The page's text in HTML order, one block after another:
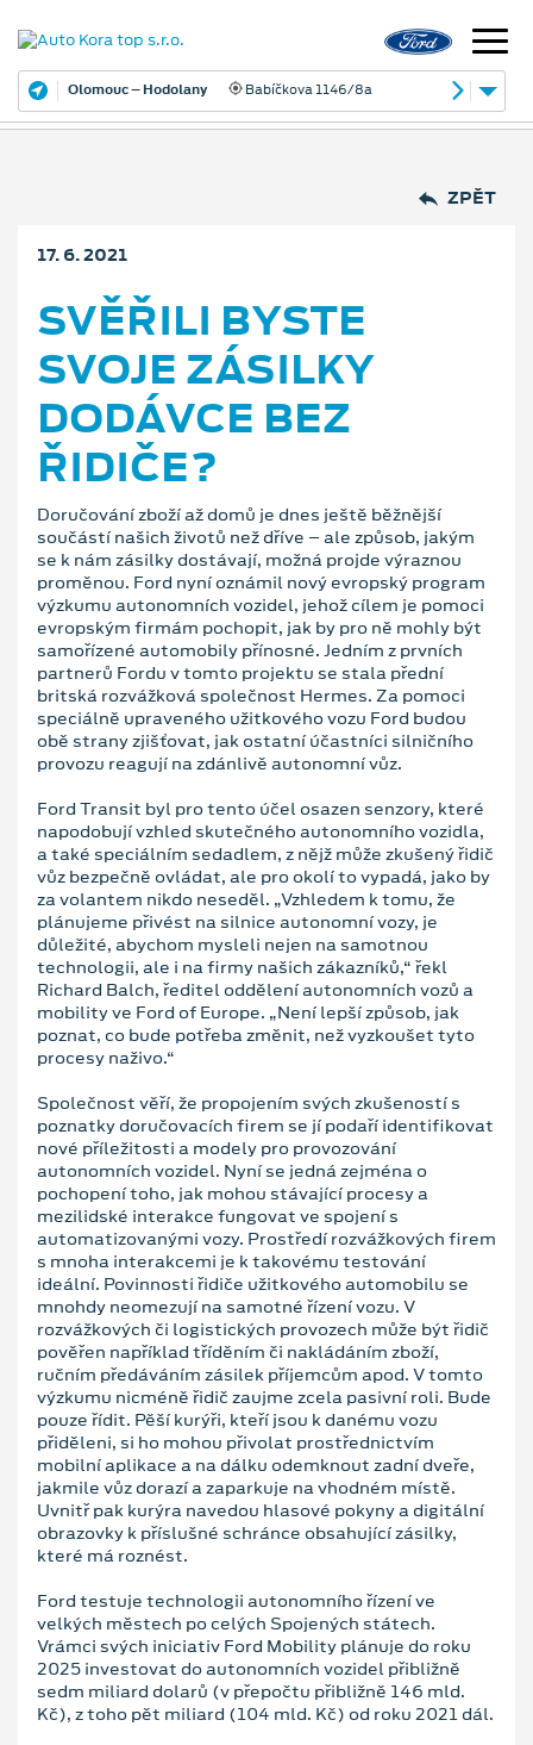
Olomouc – Hodolany Babíčkova 1146/8a
ZPĚT
17. 6. 2021
SVĚŘILI BYSTE
SVOJE ZÁSILKY
DODÁVCE BEZ
ŘIDIČE?
Doručování zboží až domů je dnes ještě běžnější
součástí našich životů než dříve – ale způsob, jakým
se k nám zásilky dostávají, možná projde výraznou
proměnou. Ford nyní oznámil nový evropský program
výzkumu autonomních vozidel, jehož cílem je pomoci
evropským firmám pochopit, jak by pro ně mohly být
samořízené automobily přínosné. Jedním z prvních
partnerů Fordu v tomto projektu se stala přední
britská rozvážková společnost Hermes. Za pomoci
speciálně upraveného užitkového vozu Ford budou
obě strany zjišťovat, jak ostatní účastníci silničního
provozu reagují na zdánlivě autonomní vůz.
Ford Transit byl pro tento účel osazen senzory, které
napodobují vzhled skutečného autonomního vozidla,
a také speciálním sedadlem, z nějž může zkušený řidič
vůz bezpečně ovládat, ale pro okolí to vypadá, jako by
za volantem nikdo neseděl. „Vzhledem k tomu, že
plánujeme přivést na silnice autonomní vozy, je
důležité, abychom mysleli nejen na samotnou
technologii, ale i na firmy našich zákazníků,“ řekl
Richard Balch, ředitel oddělení autonomních vozů a
mobility ve Ford of Europe. „Není lepší způsob, jak
poznat, co bude potřeba změnit, než vyzkoušet tyto
procesy naživo.“
Společnost věří, že propojením svých zkušeností s
poznatky doručovacích firem se jí podaří identifikovat
nové příležitosti a modely pro provozování
autonomních vozidel. Nyní se jedná zejména o
pochopení toho, jak mohou stávající procesy a
mezilidské interakce fungovat ve spojení s
automatizovanými vozy. Prostředí rozvážkových firem
s mnoha interakcemi je k takovému testování
ideální. Povinnosti řidiče užitkového automobilu se
mnohdy neomezují na samotné řízení vozu. V
rozvážkových či logistických provozech může být řidič
pověřen například tříděním či nakládáním zboží,
ručním předáváním zásilek příjemcům apod. V tomto
výzkumu nicméně řidič zaujme zcela pasivní roli. Bude
pouze řídit. Pěší kurýři, kteří jsou k danému vozu
přiděleni, si ho mohou přivolat prostřednictvím
mobilní aplikace a na dálku odemknout zadní dveře,
jakmile vůz dorazí a zaparkuje na vhodném místě.
Uvnitř pak kurýra navedou hlasové pokyny a digitální
obrazovky k příslušné schránce obsahující zásilky,
které má roznést.
Ford testuje technologii autonomního řízení ve
velkých městech po celých Spojených státech.
Vrámci svých iniciativ Ford Mobility plánuje do roku
2025 investovat do autonomních vozidel přibližně
sedm miliard dolarů (v přepočtu přibližně 146 mld.
Kč), z toho pět miliard (104 mld. Kč) od roku 2021 dál.